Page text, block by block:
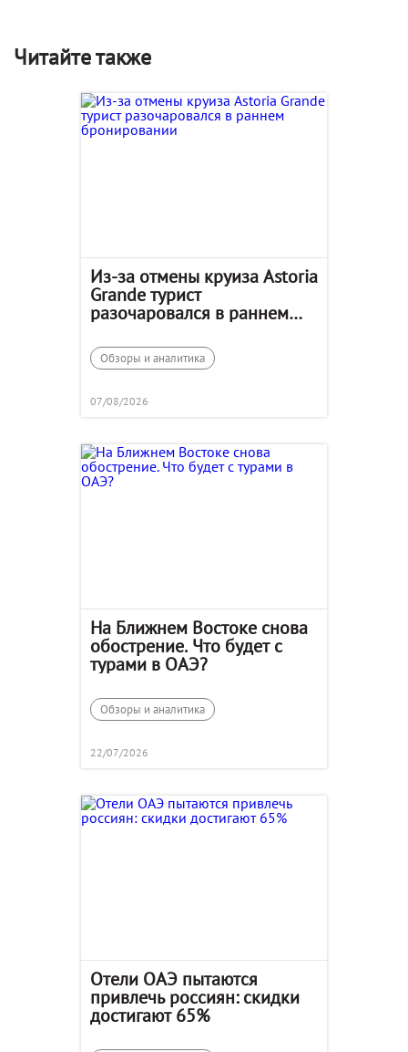
Читайте также
Из-за отмены круиза Astoria
Grande турист
разочаровался в раннем
Обзоры и аналитика
07/08/2026
На Ближнем Востоке снова
обострение. Что будет с
турами в ОАЭ?
Обзоры и аналитика
22/07/2026
Отели ОАЭ пытаются
привлечь россиян: скидки
достигают 65%